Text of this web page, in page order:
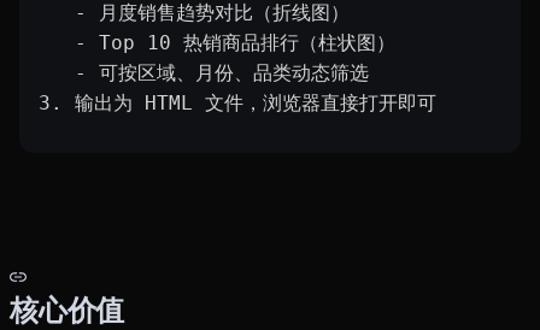
   - 月度销售趋势对比（折线图）
   - Top 10 热销商品排行（柱状图）
   - 可按区域、月份、品类动态筛选
3. 输出为 HTML 文件，浏览器直接打开即可
核心价值